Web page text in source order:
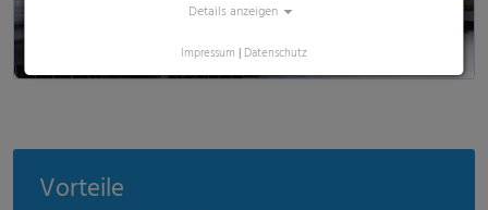
Vorteile
Details anzeigen
Impressum | Datenschutz